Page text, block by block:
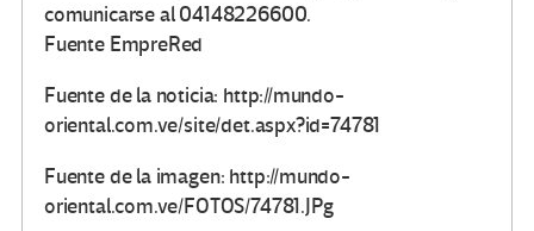
comunicarse al 04148226600.
Fuente EmpreRed
Fuente de la noticia: http://mundo-
oriental.com.ve/site/det.aspx?id=74781
Fuente de la imagen: http://mundo-
oriental.com.ve/FOTOS/74781.JPg